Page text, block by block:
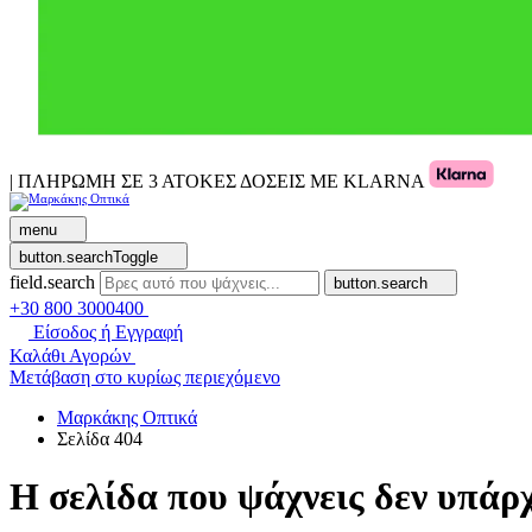
| ΠΛΗΡΩΜΗ ΣΕ 3 ΑΤΟΚΕΣ ΔΟΣΕΙΣ ΜΕ KLARNA
menu
button.searchToggle
field.search button.search
+30 800 3000400
Είσοδος ή Εγγραφή
Καλάθι Αγορών
Μετάβαση στο κυρίως περιεχόμενο
Μαρκάκης Οπτικά
Σελίδα 404
Η σελίδα που ψάχνεις δεν